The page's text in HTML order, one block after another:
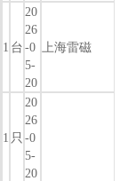
1 台
20
26
-0
5-
20
上海雷磁
1 只
20
26
-0
5-
20